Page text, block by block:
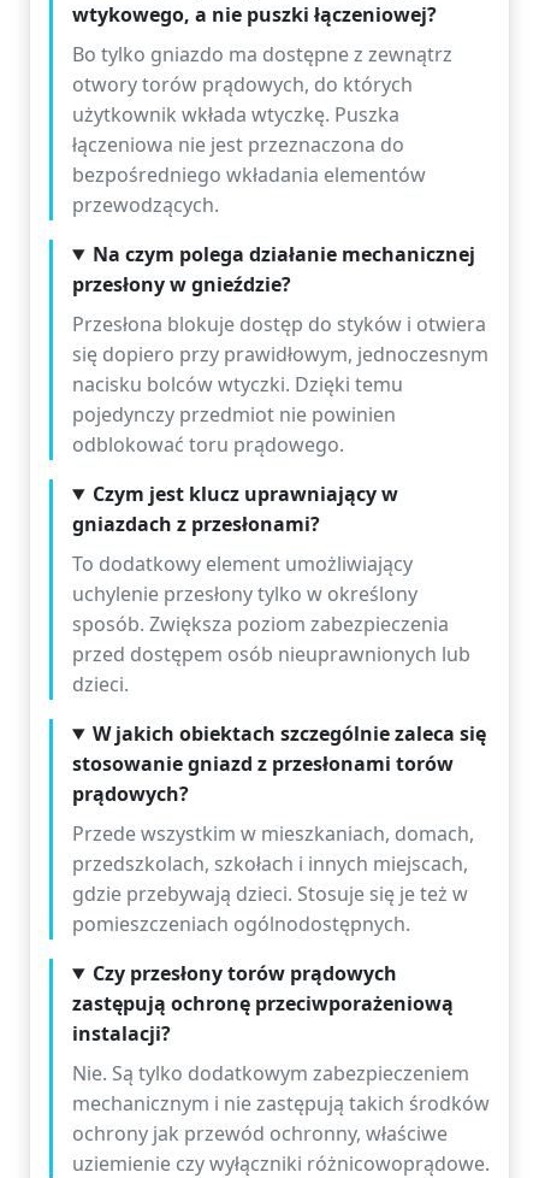
wtykowego, a nie puszki łączeniowej?
Bo tylko gniazdo ma dostępne z zewnątrz
otwory torów prądowych, do których
użytkownik wkłada wtyczkę. Puszka
łączeniowa nie jest przeznaczona do
bezpośredniego wkładania elementów
przewodzących.
Na czym polega działanie mechanicznej
przesłony w gnieździe?
Przesłona blokuje dostęp do styków i otwiera
się dopiero przy prawidłowym, jednoczesnym
nacisku bolców wtyczki. Dzięki temu
pojedynczy przedmiot nie powinien
odblokować toru prądowego.
Czym jest klucz uprawniający w
gniazdach z przesłonami?
To dodatkowy element umożliwiający
uchylenie przesłony tylko w określony
sposób. Zwiększa poziom zabezpieczenia
przed dostępem osób nieuprawnionych lub
dzieci.
W jakich obiektach szczególnie zaleca się
stosowanie gniazd z przesłonami torów
prądowych?
Przede wszystkim w mieszkaniach, domach,
przedszkolach, szkołach i innych miejscach,
gdzie przebywają dzieci. Stosuje się je też w
pomieszczeniach ogólnodostępnych.
Czy przesłony torów prądowych
zastępują ochronę przeciwporażeniową
instalacji?
Nie. Są tylko dodatkowym zabezpieczeniem
mechanicznym i nie zastępują takich środków
ochrony jak przewód ochronny, właściwe
uziemienie czy wyłączniki różnicowoprądowe.